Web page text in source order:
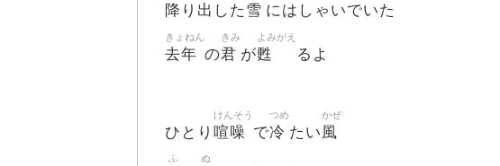
降 り 出 した 雪 にはしゃいでいた
去年
きょねん
の君
きみ
が甦
よみがえ
るよ
ひとり 喧噪
けんそう
で冷
つめ
たい風
かぜ
ふ ぬ